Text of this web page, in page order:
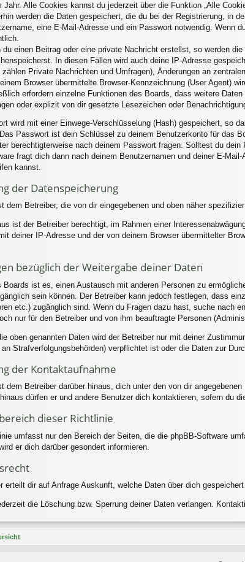
Jahr. Alle Cookies kannst du jederzeit über die Funktion „Alle
werden die Daten gespeichert, die du bei der Registrierung, in
eine E-Mail-Adresse und ein Passwort notwendig. Wenn
du einen Beitrag oder eine private Nachricht erstellst, so werden
In diesen Fällen wird auch deine IP-Adresse
zählen Private Nachrichten und Umfragen), Änderungen an
Browser übermittelte Browser-Kennzeichnung (User Agent)
erfordern einzelne Funktionen des Boards, dass weitere
oder explizit von dir gesetzte Lesezeichen oder
wird mit einer Einwege-Verschlüsselung (Hash) gespeichert, so
Passwort ist dein Schlüssel zu deinem Benutzerkonto für das
berechtigterweise nach deinem Passwort fragen. Solltest du
fragt dich dann nach deinem Benutzernamen und deiner E-
kannst.
der Datenspeicherung
dem Betreiber, die von dir eingegebenen und oben näher
ist der Betreiber berechtigt, im Rahmen einer
deiner IP-Adresse und der von deinem Browser übermittelter
bezüglich der Weitergabe deiner Daten
Boards ist es, einen Austausch mit anderen Personen zu
sein können. Der Betreiber kann jedoch festlegen, dass
etc.) zugänglich sind. Wenn du Fragen dazu hast, suche nach
nur für den Betreiber und von ihm beauftragte Personen
oben genannten Daten wird der Betreiber nur mit deiner
Strafverfolgungsbehörden) verpflichtet ist oder die Daten zur
der Kontaktaufnahme
dem Betreiber darüber hinaus, dich unter den von dir
dürfen er und andere Benutzer dich kontaktieren, sofern du
dieser Richtlinie
umfasst nur den Bereich der Seiten, die die phpBB-Software
er dich darüber gesondert informieren.
erteilt dir auf Anfrage Auskunft, welche Daten über dich
die Löschung bzw. Sperrung deiner Daten verlangen.